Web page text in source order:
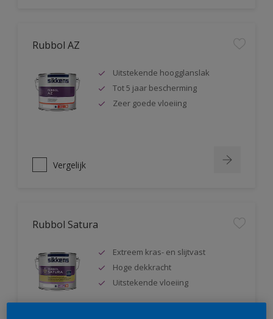
Rubbol AZ
Uitstekende hoogglanslak
Tot 5 jaar bescherming
Zeer goede vloeiing
Vergelijk
Rubbol Satura
Extreem kras- en slijtvast
Hoge dekkracht
Uitstekende vloeiing